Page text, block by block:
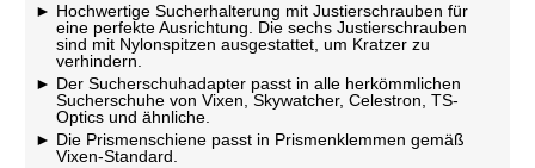
Hochwertige Sucherhalterung mit Justierschrauben für
eine perfekte Ausrichtung. Die sechs Justierschrauben
sind mit Nylonspitzen ausgestattet, um Kratzer zu
verhindern.
Der Sucherschuhadapter passt in alle herkömmlichen
Sucherschuhe von Vixen, Skywatcher, Celestron, TS-
Optics und ähnliche.
Die Prismenschiene passt in Prismenklemmen gemäß
Vixen-Standard.